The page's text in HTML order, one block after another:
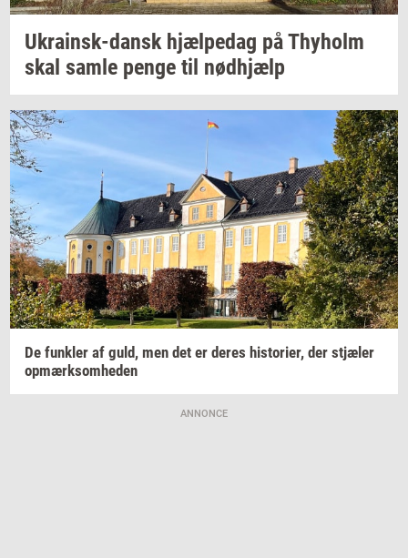
Ukrainsk-​dansk hjæl­pe­dag påThyholm
skal samle penge til nød­hjælp
De funk­ler af guld, men det er deres hi­sto­ri­er, der stjæ­ler
op­mærk­som­he­den
ANNONCE